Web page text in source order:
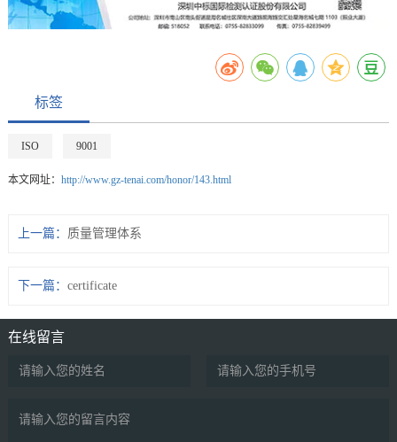
标签
ISO 9001
本文网址： http://www.gz-tenai.com/honor/143.html
上一篇： 质量管理体系
下一篇： certificate
在线留言